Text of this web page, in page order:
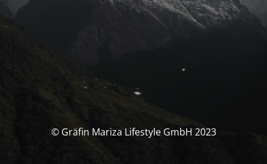
© Gräfin Mariza Lifestyle GmbH 2023